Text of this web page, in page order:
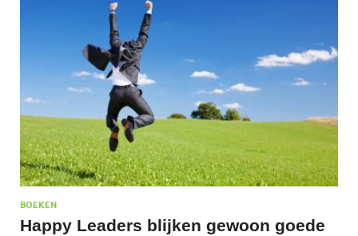
BOEKEN
Happy Leaders blijken gewoon goede